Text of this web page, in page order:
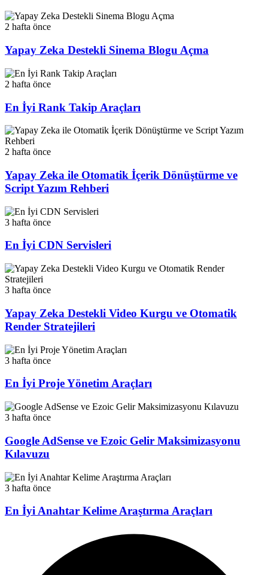
2 hafta önce
Yapay Zeka Destekli Sinema Blogu Açma
2 hafta önce
En İyi Rank Takip Araçları
2 hafta önce
Yapay Zeka ile Otomatik İçerik Dönüştürme ve
Script Yazım Rehberi
3 hafta önce
En İyi CDN Servisleri
3 hafta önce
Yapay Zeka Destekli Video Kurgu ve Otomatik
Render Stratejileri
3 hafta önce
En İyi Proje Yönetim Araçları
3 hafta önce
Google AdSense ve Ezoic Gelir Maksimizasyonu
Kılavuzu
3 hafta önce
En İyi Anahtar Kelime Araştırma Araçları